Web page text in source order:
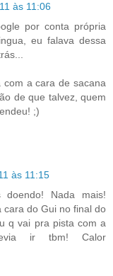
às 11:06
por conta própria
eu falava dessa
a cara de sacana
de que talvez, quem
;)
às 11:15
doendo! Nada mais!
cara do Gui no final do
q vai pra pista com a
ir tbm! Calor